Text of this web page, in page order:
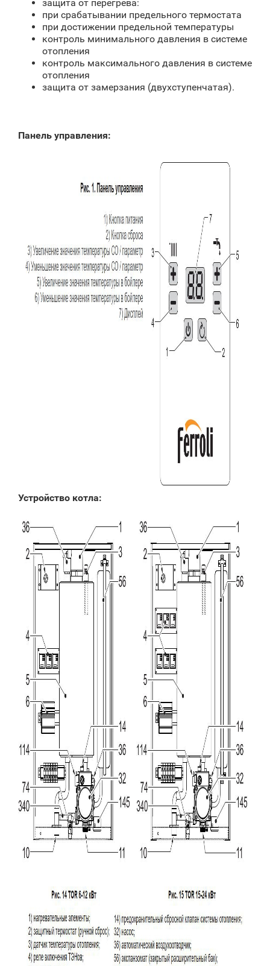
защита от перегрева:
при срабатывании предельного термостата
при достижении предельной температуры
контроль минимального давления в системе
отопления
контроль максимального давления в системе
отопления
защита от замерзания (двухступенчатая).
Панель управления:
Устройство котла: